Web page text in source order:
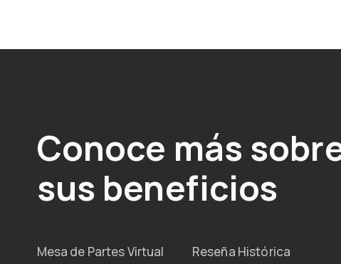
Conoce más
sus beneficios
Mesa de Partes Virtual Reseña Histórica